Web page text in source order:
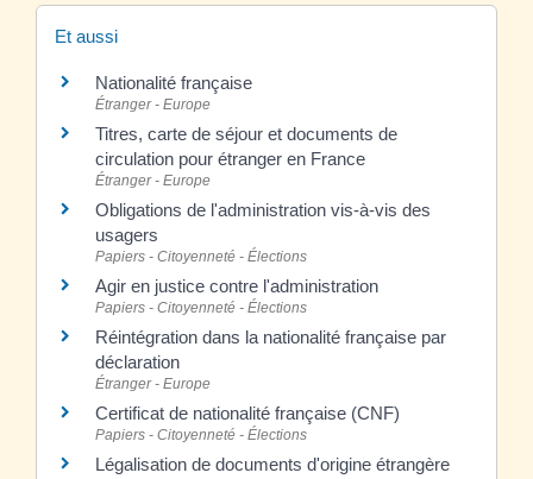
Et aussi
Nationalité française
Étranger - Europe
Titres, carte de séjour et documents de
circulation pour étranger en France
Étranger - Europe
Obligations de l'administration vis-à-vis des
usagers
Papiers - Citoyenneté - Élections
Agir en justice contre l'administration
Papiers - Citoyenneté - Élections
Réintégration dans la nationalité française par
déclaration
Étranger - Europe
Certificat de nationalité française (CNF)
Papiers - Citoyenneté - Élections
Légalisation de documents d'origine étrangère